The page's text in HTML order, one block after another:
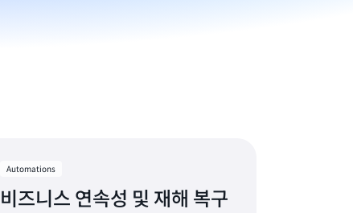
Automations
비즈니스 연속성 및 재해 복구